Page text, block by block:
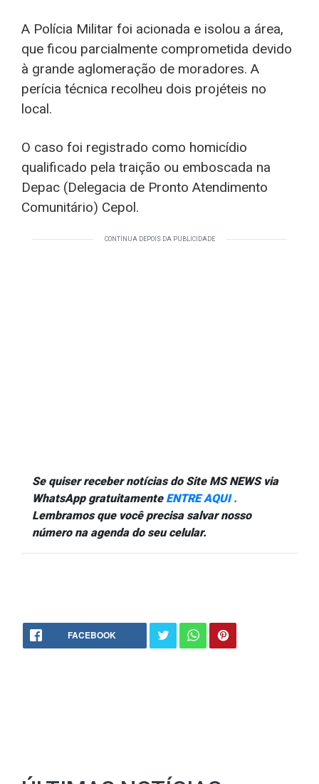
A Polícia Militar foi acionada e isolou a área,
que ficou parcialmente comprometida devido
à grande aglomeração de moradores. A
perícia técnica recolheu dois projéteis no
local.
O caso foi registrado como homicídio
qualificado pela traição ou emboscada na
Depac (Delegacia de Pronto Atendimento
Comunitário) Cepol.
CONTINUA DEPOIS DA PUBLICIDADE
Se quiser receber notícias do Site MS NEWS via
WhatsApp gratuitamente ENTRE AQUI .
Lembramos que você precisa salvar nosso
número na agenda do seu celular.
FACEBOOK